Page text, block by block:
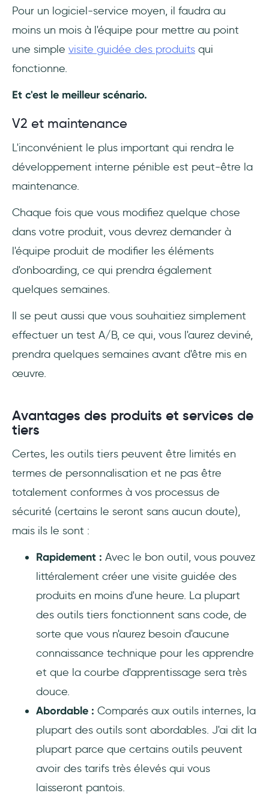
Pour un logiciel-service moyen, il faudra au
moins un mois à l'équipe pour mettre au point
une simple visite guidée des produits qui
fonctionne.
Et c'est le meilleur scénario.
V2 et maintenance
L'inconvénient le plus important qui rendra le
développement interne pénible est peut-être la
maintenance.
Chaque fois que vous modifiez quelque chose
dans votre produit, vous devrez demander à
l'équipe produit de modifier les éléments
d'onboarding, ce qui prendra également
quelques semaines.
Il se peut aussi que vous souhaitiez simplement
effectuer un test A/B, ce qui, vous l'aurez deviné,
prendra quelques semaines avant d'être mis en
œuvre.
Avantages des produits et services de
tiers
Certes, les outils tiers peuvent être limités en
termes de personnalisation et ne pas être
totalement conformes à vos processus de
sécurité (certains le seront sans aucun doute),
mais ils le sont :
Rapidement : Avec le bon outil, vous pouvez
littéralement créer une visite guidée des
produits en moins d'une heure. La plupart
des outils tiers fonctionnent sans code, de
sorte que vous n'aurez besoin d'aucune
connaissance technique pour les apprendre
et que la courbe d'apprentissage sera très
douce.
Abordable : Comparés aux outils internes, la
plupart des outils sont abordables. J'ai dit la
plupart parce que certains outils peuvent
avoir des tarifs très élevés qui vous
laisseront pantois.